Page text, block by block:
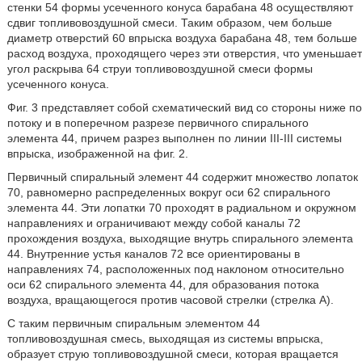
стенки 54 формы усеченного конуса барабана 48 осуществляют
сдвиг топливовоздушной смеси. Таким образом, чем больше
диаметр отверстий 60 впрыска воздуха барабана 48, тем больше
расход воздуха, проходящего через эти отверстия, что уменьшает
угол раскрыва 64 струи топливовоздушной смеси формы
усеченного конуса.
Фиг. 3 представляет собой схематический вид со стороны ниже по
потоку и в поперечном разрезе первичного спирального
элемента 44, причем разрез выполнен по линии III-III системы
впрыска, изображенной на фиг. 2.
Первичный спиральный элемент 44 содержит множество лопаток
70, равномерно распределенных вокруг оси 62 спирального
элемента 44. Эти лопатки 70 проходят в радиальном и окружном
направлениях и ограничивают между собой каналы 72
прохождения воздуха, выходящие внутрь спирального элемента
44. Внутренние устья каналов 72 все ориентированы в
направлениях 74, расположенных под наклоном относительно
оси 62 спирального элемента 44, для образования потока
воздуха, вращающегося против часовой стрелки (стрелка A).
С таким первичным спиральным элементом 44
топливовоздушная смесь, выходящая из системы впрыска,
образует струю топливовоздушной смеси, которая вращается